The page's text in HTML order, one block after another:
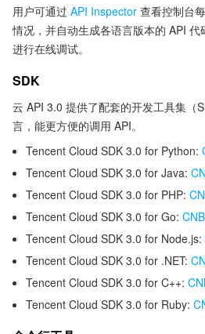
用户可通过 API Inspector 查看控制台
情况，并自动生成各语言版本的 API 代
进行在线调试。
SDK
云 API 3.0 提供了配套的开发工具集（
言，能更方便的调用 API。
Tencent Cloud SDK 3.0 for Python:
Tencent Cloud SDK 3.0 for Java:
Tencent Cloud SDK 3.0 for PHP:
Tencent Cloud SDK 3.0 for Go: CNB
Tencent Cloud SDK 3.0 for Node.js:
Tencent Cloud SDK 3.0 for .NET:
Tencent Cloud SDK 3.0 for C++:
Tencent Cloud SDK 3.0 for Ruby: